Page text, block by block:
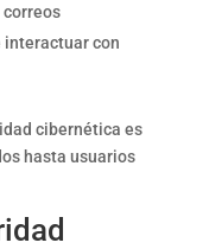
interactuar con
cibernética es
hasta usuarios